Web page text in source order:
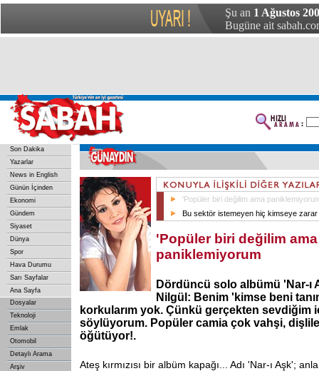
Şu an 1 Ağustos
Bugüne ait
Son Dakika
Yazarlar
News in English
Günün İçinden
Ekonomi
Gündem
Siyaset
Dünya
Spor
Hava Durumu
Sarı Sayfalar
Ana Sayfa
Dosyalar
Teknoloji
Emlak
Otomobil
Detaylı Arama
Arşiv
'Popüler biri değilim ama
Bu sektör istemeyen hiç kimseye
'Popüler biri değilim ama
paniklemiyorum
Dördüncü solo albümü 'Nar-ı
Nilgül: Benim 'kimse beni
korkularım yok. Çünkü gerçekten sevdiğim
söylüyorum. Popüler camia çok vahşi,
öğütüyor!.
Ateş kırmızısı bir albüm kapağı... Adı 'Nar-ı Aşk';